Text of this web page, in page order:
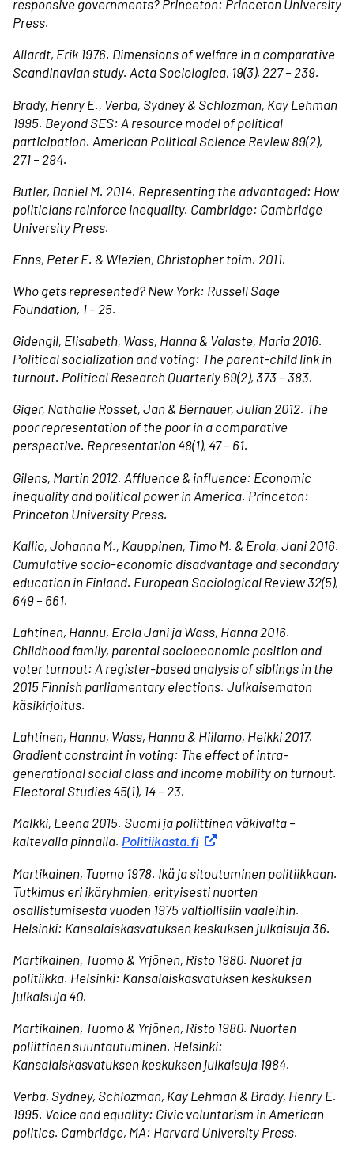
responsive governments? Princeton: Princeton University
Press.
Allardt, Erik 1976. Dimensions of welfare in a comparative
Scandinavian study. Acta Sociologica, 19(3), 227 – 239.
Brady, Henry E., Verba, Sydney & Schlozman, Kay Lehman
1995. Beyond SES: A resource model of political
participation. American Political Science Review 89(2),
271 – 294.
Butler, Daniel M. 2014. Representing the advantaged: How
politicians reinforce inequality. Cambridge: Cambridge
University Press.
Enns, Peter E. & Wlezien, Christopher toim. 2011.
Who gets represented? New York: Russell Sage
Foundation, 1 – 25.
Gidengil, Elisabeth, Wass, Hanna & Valaste, Maria 2016.
Political socialization and voting: The parent-child link in
turnout. Political Research Quarterly 69(2), 373 – 383.
Giger, Nathalie Rosset, Jan & Bernauer, Julian 2012. The
poor representation of the poor in a comparative
perspective. Representation 48(1), 47 – 61.
Gilens, Martin 2012. Affluence & influence: Economic
inequality and political power in America. Princeton:
Princeton University Press.
Kallio, Johanna M., Kauppinen, Timo M. & Erola, Jani 2016.
Cumulative socio-economic disadvantage and secondary
education in Finland. European Sociological Review 32(5),
649 – 661.
Lahtinen, Hannu, Erola Jani ja Wass, Hanna 2016.
Childhood family, parental socioeconomic position and
voter turnout: A register-based analysis of siblings in the
2015 Finnish parliamentary elections. Julkaisematon
käsikirjoitus.
Lahtinen, Hannu, Wass, Hanna & Hiilamo, Heikki 2017.
Gradient constraint in voting: The effect of intra-
generational social class and income mobility on turnout.
Electoral Studies 45(1), 14 – 23.
Malkki, Leena 2015. Suomi ja poliittinen väkivalta –
kaltevalla pinnalla. Politiikasta.fiUlkoinen linkki
Martikainen, Tuomo 1978. Ikä ja sitoutuminen politiikkaan.
Tutkimus eri ikäryhmien, erityisesti nuorten
osallistumisesta vuoden 1975 valtiollisiin vaaleihin.
Helsinki: Kansalaiskasvatuksen keskuksen julkaisuja 36.
Martikainen, Tuomo & Yrjönen, Risto 1980. Nuoret ja
politiikka. Helsinki: Kansalaiskasvatuksen keskuksen
julkaisuja 40.
Martikainen, Tuomo & Yrjönen, Risto 1980. Nuorten
poliittinen suuntautuminen. Helsinki:
Kansalaiskasvatuksen keskuksen julkaisuja 1984.
Verba, Sydney, Schlozman, Kay Lehman & Brady, Henry E.
1995. Voice and equality: Civic voluntarism in American
politics. Cambridge, MA: Harvard University Press.